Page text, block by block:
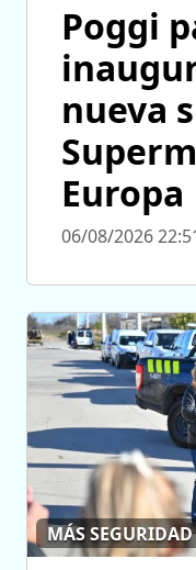
Poggi
nueva
Europa
06/08/2026
MÁS SEGURIDAD